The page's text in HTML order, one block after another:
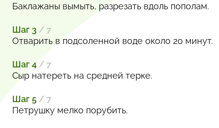
Баклажаны вымыть, разрезать вдоль пополам.
Шаг 3 / 7
Отварить в подсоленной воде около 20 минут.
Шаг 4 / 7
Сыр натереть на средней терке.
Шаг 5 / 7
Петрушку мелко порубить.